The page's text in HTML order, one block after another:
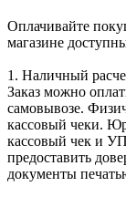
Оплачивайте
магазине
1. Наличный
Заказ можно
самовывозе.
кассовый чеки.
кассовый чек и
предоставить
документы